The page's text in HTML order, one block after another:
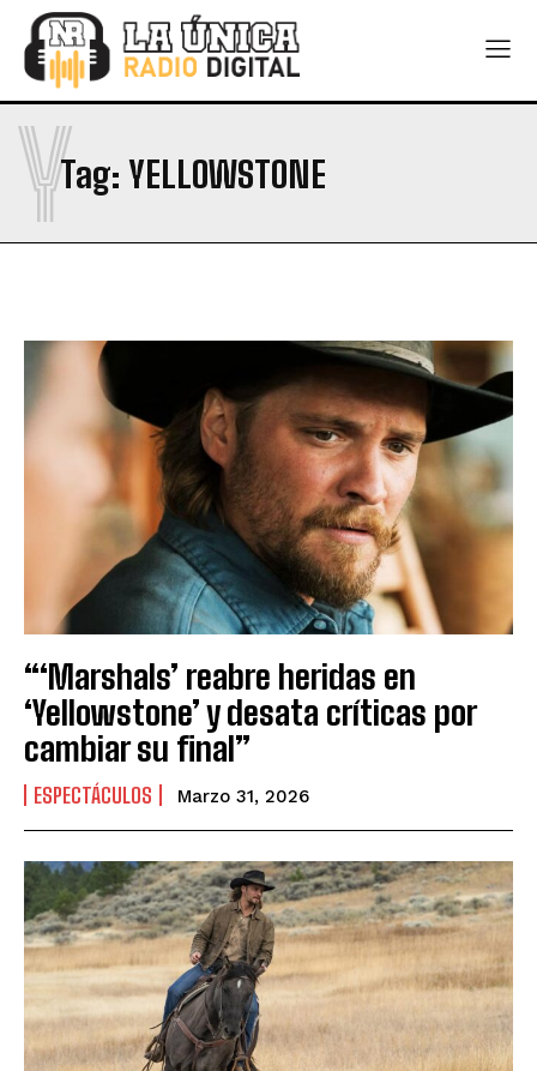
Tag: YELLOWSTONE
Y
“‘Marshals’ reabre heridas en
‘Yellowstone’ y desata críticas por
cambiar su final”
ESPECTÁCULOS Marzo 31, 2026